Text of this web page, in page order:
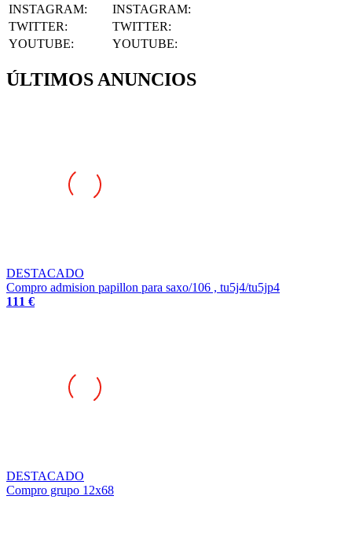
INSTAGRAM:
INSTAGRAM:
TWITTER:
TWITTER:
YOUTUBE: YOUTUBE:
ÚLTIMOS ANUNCIOS
DESTACADO
Compro admision papillon para saxo/106 , tu5j4/tu5jp4
111 €
DESTACADO
Compro grupo 12x68